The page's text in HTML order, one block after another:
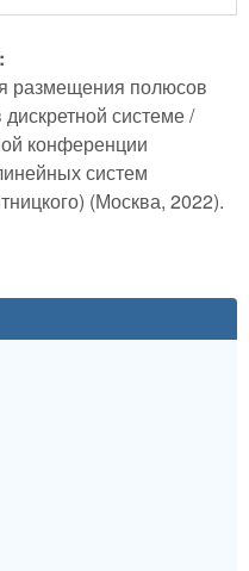
размещения полюсов
системе /
конференции
систем
(Москва, 2022).